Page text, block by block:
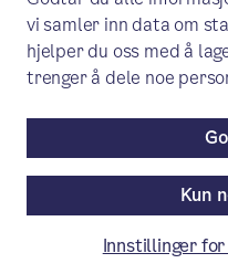
Visste du at vi
bærbusker og 20
få smake og
er bare ett av
bydelen gjør for å
trivsel. I tillegg
gjennom valgene
vi samler inn data om
hjelper du oss med å
trenger å dele noe
Kun
Innstillinger